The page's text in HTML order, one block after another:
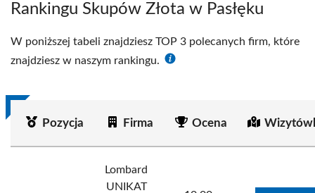
Rankingu Skupów Złota w Pasłęku
W poniższej tabeli znajdziesz TOP 3 polecanych firm, które
znajdziesz w naszym rankingu.
Pozycja Firma Ocena
Lombard
UNIKAT